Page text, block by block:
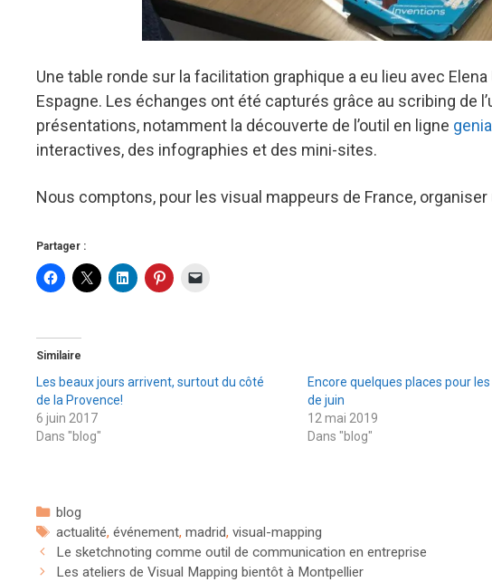
Une table ronde sur la facilitation graphique a eu lieu avec
Espagne. Les échanges ont été capturés grâce au scribing de
présentations, notamment la découverte de l’outil en ligne
interactives, des infographies et des mini-sites.
Nous comptons, pour les visual mappeurs de France,
Partager :
Similaire
Les beaux jours arrivent, surtout du côté
de la Provence!
6 juin 2017
Dans "blog"
Encore quelques places pour
de juin
12 mai 2019
Dans "blog"
Catégories
blog
Étiquettes
actualité,événement,madrid,visual-mapping
Le sketchnoting comme outil de communication en entreprise
Les ateliers de Visual Mapping bientôt à Montpellier